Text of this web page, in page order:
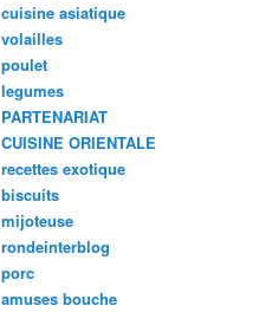
cuisine asiatique
volailles
poulet
legumes
PARTENARIAT
CUISINE ORIENTALE
recettes exotique
biscuits
mijoteuse
rondeinterblog
porc
amuses bouche